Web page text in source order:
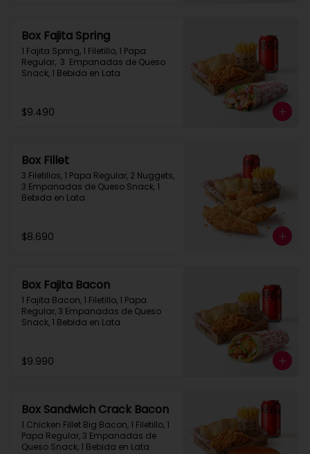
Box Fajita Spring
1 Fajita Spring, 1 Filetillo, 1 Papa
Regular,  3  Empanadas de Queso
Snack, 1 Bebida en Lata
$9.490
Box Fillet
3 Filetillos, 1 Papa Regular, 2 Nuggets,
3 Empanadas de Queso Snack, 1
Bebida en Lata
$8.690
Box Fajita Bacon
1 Fajita Bacon, 1 Filetillo, 1 Papa
Regular, 3 Empanadas de Queso
Snack, 1 Bebida en Lata
$9.990
Box Sandwich Crack Bacon
1 Chicken Fillet Big Bacon, 1 Filetillo, 1
Papa Regular, 3 Empanadas de
Queso Snack, 1 Bebida en Lata